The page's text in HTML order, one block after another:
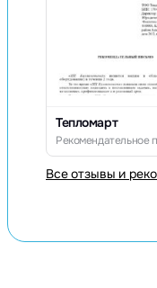
Тепломарт
Рекомендательное
Все отзывы и